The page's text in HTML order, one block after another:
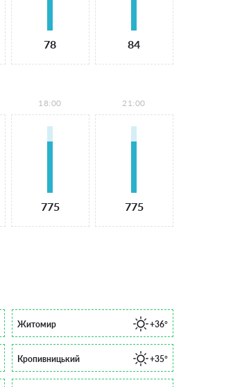
78 84
18:00
775
21:00
775
Житомир +36°
Кропивницький +35°